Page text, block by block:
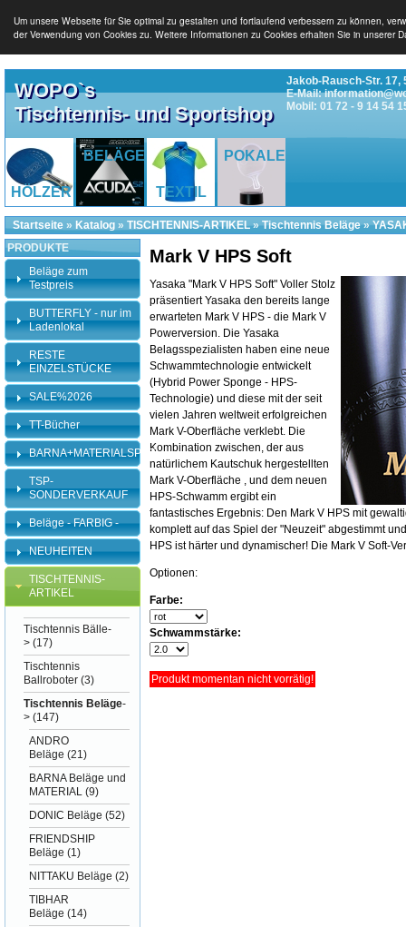
Um unsere Webseite für Sie optimal zu gestalten und fortlaufend verbessern zu können,
der Verwendung von Cookies zu. Weitere Informationen zu Cookies erhalten Sie in unserer
WOPO`s
Tischtennis- und Sportshop
Jakob-Rausch-Str. 17,
E-Mail:
Mobil: 01 72 - 9 14 54
HÖLZER
BELÄGE
TEXTIL
POKALE
Startseite » Katalog » TISCHTENNIS-ARTIKEL»Tischtennis Beläge»
Mark V HPS Soft
Yasaka "Mark V HPS Soft" Voller Stolz
präsentiert Yasaka den bereits lange
erwarteten Mark V HPS - die Mark V
Powerversion. Die Yasaka
Belagsspezialisten haben eine neue
Schwammtechnologie entwickelt
(Hybrid Power Sponge - HPS-
Technologie) und diese mit der seit
vielen Jahren weltweit erfolgreichen
Mark V-Oberfläche verklebt. Die
Kombination zwischen, der aus
natürlichem Kautschuk hergestellten
Mark V-Oberfläche , und dem neuen
HPS-Schwamm ergibt ein
fantastisches Ergebnis: Den Mark V HPS mit
komplett auf das Spiel der "Neuzeit" abgestimmt
HPS ist härter und dynamischer! Die Mark V Soft-
Optionen:
Farbe:
Schwammstärke:
Produkt momentan nicht vorrätig!
PRODUKTE
Beläge zum
Testpreis
BUTTERFLY - nur im
Ladenlokal
RESTE
EINZELSTÜCKE
SALE%2026
TT-Bücher
BARNA+MATERIALSPEZI
TSP-
SONDERVERKAUF
Beläge - FARBIG -
NEUHEITEN
TISCHTENNIS-
ARTIKEL
Tischtennis Bälle-
> (17)
Tischtennis
Ballroboter (3)
Tischtennis Beläge-
> (147)
ANDRO
Beläge (21)
BARNA Beläge und
MATERIAL (9)
DONIC Beläge (52)
FRIENDSHIP
Beläge (1)
NITTAKU Beläge (2)
TIBHAR
Beläge (14)